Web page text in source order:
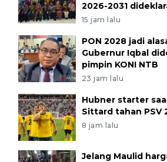
2026-2031
15 jam lalu
PON 2028 jadi
Gubernur Iqbal
pimpin KONI NTB
23 jam lalu
Hubner starter
Sittard tahan PSV
8 jam lalu
Jelang Maulid